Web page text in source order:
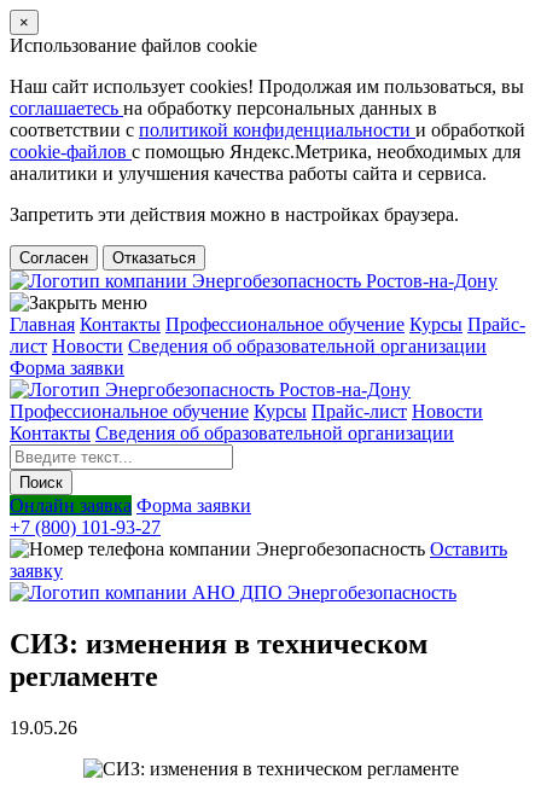
×
Использование файлов cookie
Наш сайт использует cookies! Продолжая им пользоваться, вы
соглашаетесь на обработку персональных данных в
соответствии с политикой конфиденциальности и обработкой
cookie-файлов с помощью Яндекс.Метрика, необходимых для
аналитики и улучшения качества работы сайта и сервиса.
Запретить эти действия можно в настройках браузера.
Согласен Отказаться
Главная Контакты Профессиональное обучение Курсы Прайс-
лист Новости Cведения об образовательной организации
Форма заявки
Профессиональное обучение Курсы Прайс-лист Новости
Контакты Cведения об образовательной организации
Онлайн заявка Форма заявки
+7 (800) 101-93-27
Оставить
заявку
СИЗ: изменения в техническом
регламенте
19.05.26